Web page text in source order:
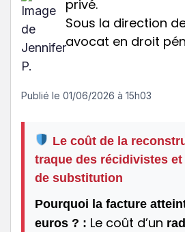
privé.
Sous la direction
avocat en droit
Publié le 01/06/2026 à 15h03
Le coût de la
traque des récidivistes
de substitution
Pourquoi la facture
euros ? : Le coût d’un